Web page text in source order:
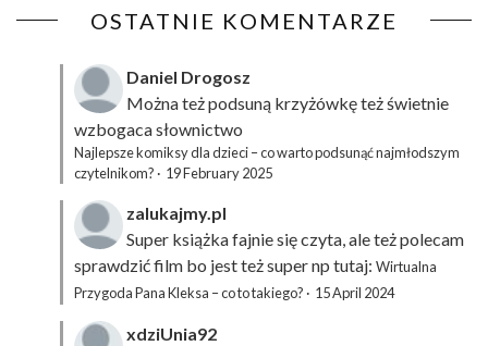
OSTATNIE KOMENTARZE
Daniel Drogosz
Można też podsuną krzyżówkęteż świetnie
wzbogaca słownictwo
Najlepsze komiksy dla dzieci – co warto podsunąć najmłodszym
czytelnikom? · 19 February 2025
zalukajmy.pl
Super książka fajnie się czyta, ale też polecam
sprawdzić film bo jest też super np tutaj: Wirtualna
Przygoda Pana Kleksa – co to takiego? · 15 April 2024
xdziUnia92